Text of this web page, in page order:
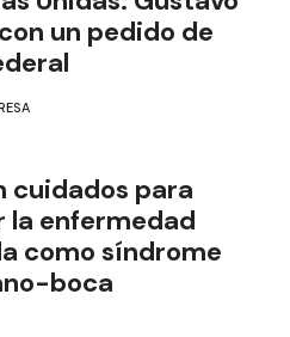
un pedido de
cuidados para
la enfermedad
como síndrome
boca